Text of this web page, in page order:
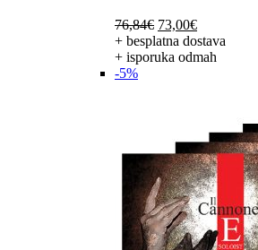
76,84€ Izvorna
cijena
bila
73,00€Trenutna
cijena
je:
+ besplatna dostava
+ isporuka odmah
-5%